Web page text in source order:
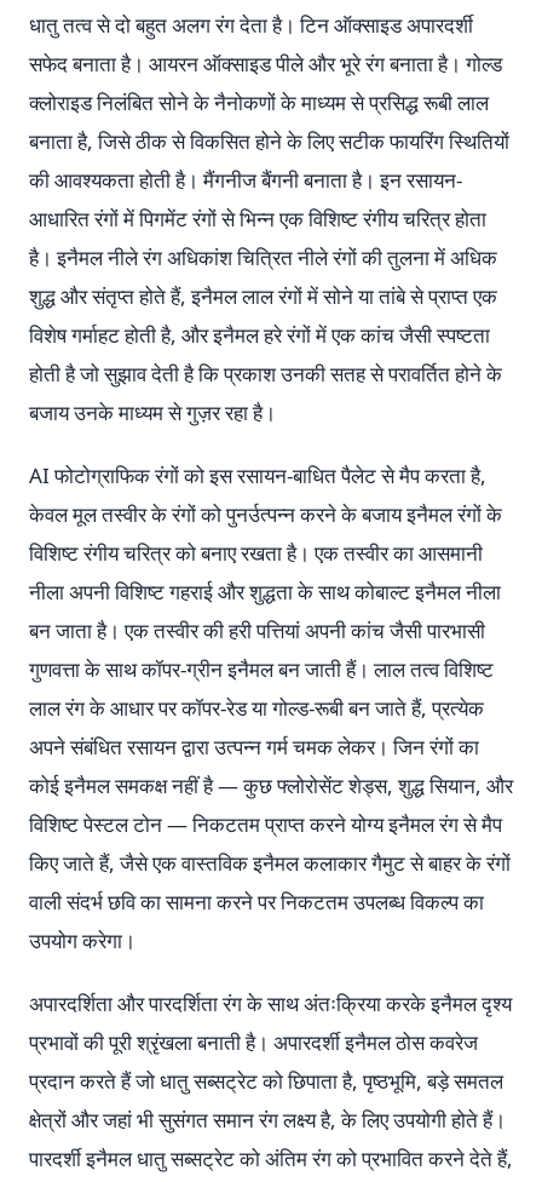
धातु तत्व से दो बहुत अलग रंग देता है। टिन ऑक्साइड अपारदर्शी
सफेद बनाता है। आयरन ऑक्साइड पीले और भूरे रंग बनाता है। गोल्ड
क्लोराइड निलंबित सोने के नैनोकणों के माध्यम से प्रसिद्ध रूबी लाल
बनाता है, जिसे ठीक से विकसित होने के लिए सटीक फायरिंग स्थितियों
की आवश्यकता होती है। मैंगनीज बैंगनी बनाता है। इन रसायन-
आधारित रंगों में पिगमेंट रंगों से भिन्न एक विशिष्ट रंगीय चरित्र होता
है। इनैमल नीले रंग अधिकांश चित्रित नीले रंगों की तुलना में अधिक
शुद्ध और संतृप्त होते हैं, इनैमल लाल रंगों में सोने या तांबे से प्राप्त एक
विशेष गर्माहट होती है, और इनैमल हरे रंगों में एक कांच जैसी स्पष्टता
होती है जो सुझाव देती है कि प्रकाश उनकी सतह से परावर्तित होने के
बजाय उनके माध्यम से गुज़र रहा है।
AI फोटोग्राफिक रंगों को इस रसायन-बाधित पैलेट से मैप करता है,
केवल मूल तस्वीर के रंगों को पुनर्उत्पन्न करने के बजाय इनैमल रंगों के
विशिष्ट रंगीय चरित्र को बनाए रखता है। एक तस्वीर का आसमानी
नीला अपनी विशिष्ट गहराई और शुद्धता के साथ कोबाल्ट इनैमल नीला
बन जाता है। एक तस्वीर की हरी पत्तियां अपनी कांच जैसी पारभासी
गुणवत्ता के साथ कॉपर-ग्रीन इनैमल बन जाती हैं। लाल तत्व विशिष्ट
लाल रंग के आधार पर कॉपर-रेड या गोल्ड-रूबी बन जाते हैं, प्रत्येक
अपने संबंधित रसायन द्वारा उत्पन्न गर्म चमक लेकर। जिन रंगों का
कोई इनैमल समकक्ष नहीं है — कुछ फ्लोरोसेंट शेड्स, शुद्ध सियान, और
विशिष्ट पेस्टल टोन — निकटतम प्राप्त करने योग्य इनैमल रंग से मैप
किए जाते हैं, जैसे एक वास्तविक इनैमल कलाकार गैमुट से बाहर के रंगों
वाली संदर्भ छवि का सामना करने पर निकटतम उपलब्ध विकल्प का
उपयोग करेगा।
अपारदर्शिता और पारदर्शिता रंग के साथ अंतःक्रिया करके इनैमल दृश्य
प्रभावों की पूरी श्रृंखला बनाती है। अपारदर्शी इनैमल ठोस कवरेज
प्रदान करते हैं जो धातु सब्सट्रेट को छिपाता है, पृष्ठभूमि, बड़े समतल
क्षेत्रों और जहां भी सुसंगत समान रंग लक्ष्य है, के लिए उपयोगी होते हैं।
पारदर्शी इनैमल धातु सब्सट्रेट को अंतिम रंग को प्रभावित करने देते हैं,